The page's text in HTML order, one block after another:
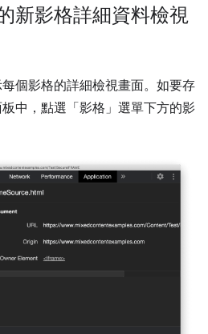
新影格詳細資料檢視
個影格的詳細檢視畫面。如要存
中，點選「影格」 選單下方的影